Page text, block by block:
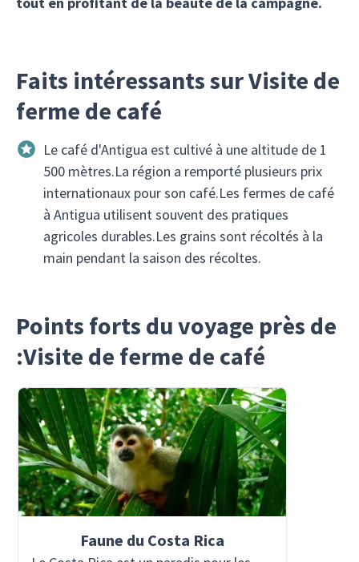
Faits intéressants sur Visite de
ferme de café
Le café d'Antigua est cultivé à une altitude de 1
500 mètres.La région a remporté plusieurs prix
internationaux pour son café.Les fermes de café
à Antigua utilisent souvent des pratiques
agricoles durables.Les grains sont récoltés à la
main pendant la saison des récoltes.
Points forts du voyage près de
:Visite de ferme de café
Faune du Costa Rica